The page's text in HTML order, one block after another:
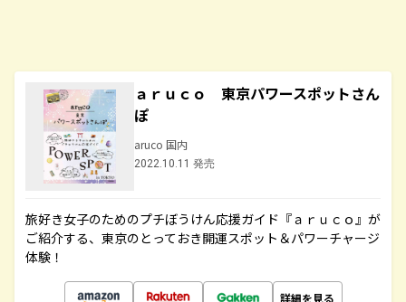
ａｒｕｃｏ 東京パワースポットさん
ぽ
aruco 国内
2022.10.11 発売
旅好き女子のためのプチぼうけん応援ガイド『ａｒｕｃｏ』が
ご紹介する、東京のとっておき開運スポット＆パワーチャージ
体験！
詳細を見る